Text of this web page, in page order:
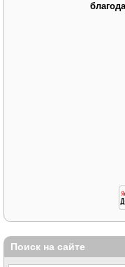
Поиск на сайте